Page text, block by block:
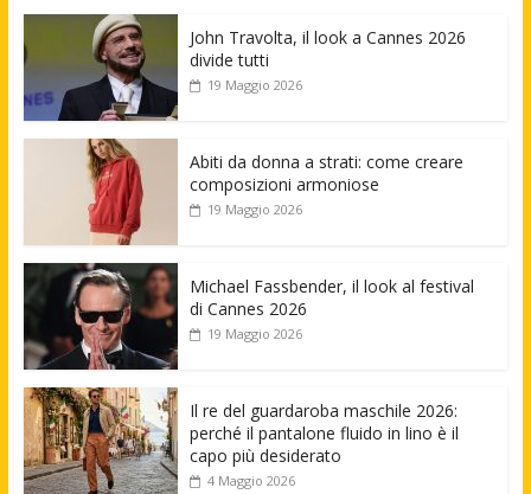
John Travolta, il look a Cannes 2026
divide tutti
19 Maggio 2026
Abiti da donna a strati: come creare
composizioni armoniose
19 Maggio 2026
Michael Fassbender, il look al festival
di Cannes 2026
19 Maggio 2026
Il re del guardaroba maschile 2026:
perché il pantalone fluido in lino è il
capo più desiderato
4 Maggio 2026